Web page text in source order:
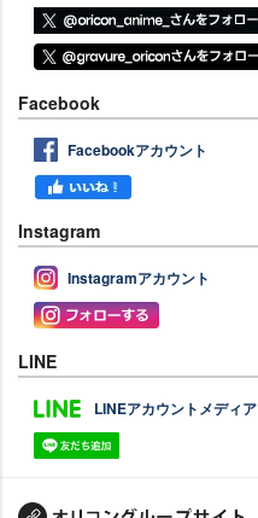
Facebook
Facebookアカウント
Instagram
Instagramアカウント
LINE
LINEアカウントメディア